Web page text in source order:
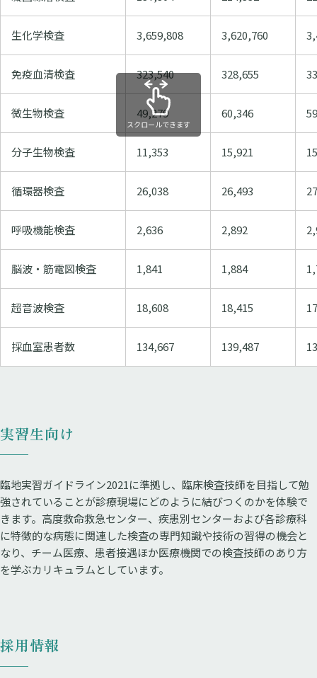
生化学検査 3,659,808 3,620,760
免疫血清検査 323,540 328,655
微生物検査 49,279 60,346
分子生物検査 11,353 15,921
循環器検査 26,038 26,493
呼吸機能検査 2,636 2,892
脳波・筋電図検査 1,841 1,884
超音波検査 18,608 18,415
採血室患者数 134,667 139,487
スクロールできます
実習生向け
臨地実習ガイドライン2021に準拠し、臨床検査技師を目指して勉
強されていることが診療現場にどのように結びつくのかを体験で
きます。高度救命救急センター、疾患別センターおよび各診療科
に特徴的な病態に関連した検査の専門知識や技術の習得の機会と
なり、チーム医療、患者接遇ほか医療機関での検査技師のあり方
を学ぶカリキュラムとしています。
採用情報